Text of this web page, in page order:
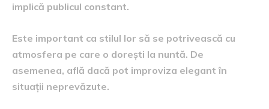
implică publicul constant.
Este important ca stilul lor să se potrivească cu
atmosfera pe care o dorești la nuntă. De
asemenea, află dacă pot improviza elegant în
situații neprevăzute.